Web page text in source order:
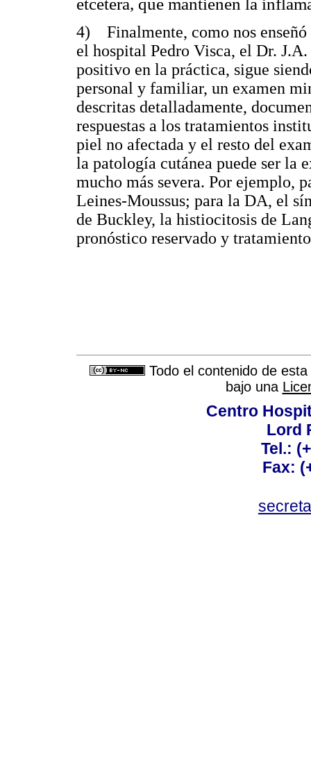
etcétera, que mantienen la
4) Finalmente, como nos enseñó
el hospital Pedro Visca, el Dr.
positivo en la práctica, sigue
personal y familiar, un examen
descritas detalladamente,
respuestas a los tratamientos
piel no afectada y el resto del
la patología cutánea puede ser la
mucho más severa. Por ejemplo,
Leines-Moussus; para la DA, el
de Buckley, la histiocitosis de
pronóstico reservado y
Todo el contenido de
bajo una
Centro
Lord
Tel.:
Fax: